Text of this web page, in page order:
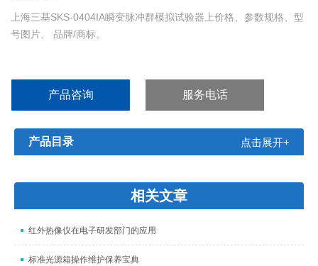
上海三基SKS-0404IA瞬变脉冲群模拟试验器上价格、参数规格、型
号图片、 品牌/商标。
产品咨询 服务电话
产品目录 点击展开+
相关文章
红外热像仪在电子研发部门的应用
标准光源箱操作维护保养宝典